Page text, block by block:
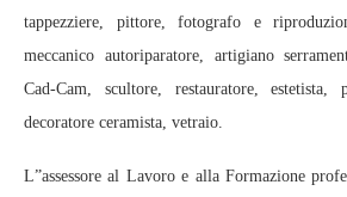
tappezziere, pittore, fotografo e
meccanico autoriparatore, artigiano
Cad-Cam, scultore, restauratore, estetista,
decoratore ceramista, vetraio.
L”assessore al Lavoro e alla Formazione